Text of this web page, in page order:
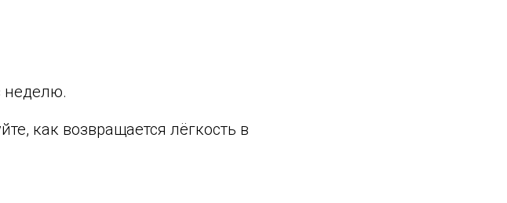
неделю.
как возвращается лёгкость в